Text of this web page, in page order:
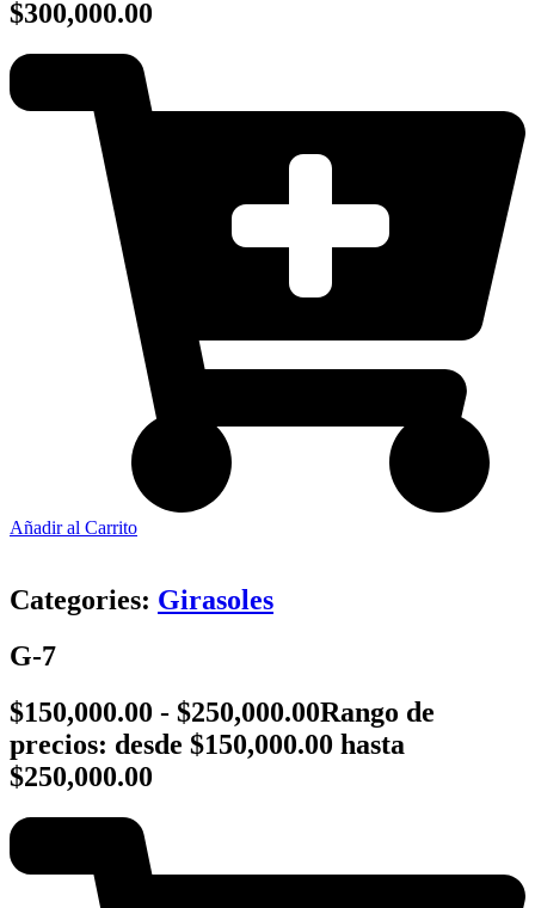
$300,000.00
Añadir al Carrito
Categories: Girasoles
G-7
$150,000.00 - $250,000.00Rango de
precios: desde $150,000.00 hasta
$250,000.00